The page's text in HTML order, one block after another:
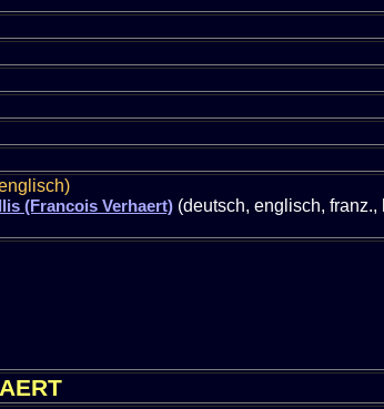
(Francois Verhaert) (deutsch, englisch,